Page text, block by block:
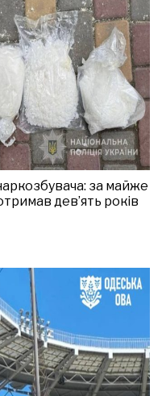
за майже
дев’ять років